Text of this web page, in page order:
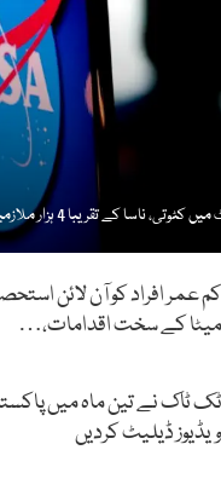
کٹوتی، ناسا کے تقریبا 4 ہزار ملازمین مستعفی
کم عمر افراد کو آن لائن
میٹا کے سخت اقدامات،…
ٹک ٹاک نے تین ماہ میں
ویڈیوز ڈیلیٹ کردیں